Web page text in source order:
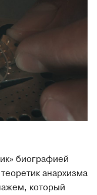
биографией
анархизма
который